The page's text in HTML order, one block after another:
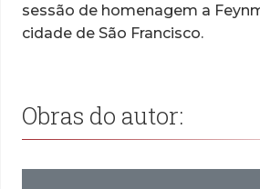
sessão de homenagem a
cidade de São Francisco.
Obras do autor: